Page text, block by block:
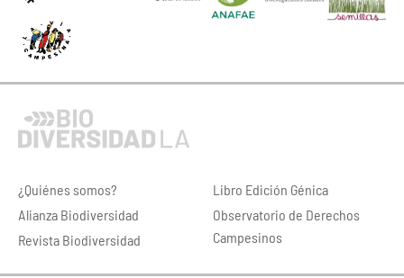
¿Quiénes somos?
Alianza Biodiversidad
Revista Biodiversidad
Libro Edición Génica
Observatorio de Derechos
Campesinos